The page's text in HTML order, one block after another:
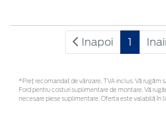
Inapoi 1
*Preţ recomandat de vânzare, TVA inclus. Vă rugăm
Ford pentru costuri suplimentare de montare. Vă
necesare piese suplimentare. Oferta este valabilă în